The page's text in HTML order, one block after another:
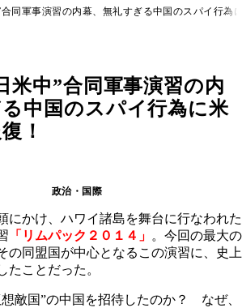
同軍事演習の内幕、無礼すぎる中国のスパイ行為
米中”合同軍事演習の内
中国のスパイ行為に米
！
政治・国際
にかけ、ハワイ諸島を舞台に行なわれた
「リムパック２０１４」 。今回の最大の
の同盟国が中心となるこの演習に、史上
たことだった。
敵国”の中国を招待したのか？ なぜ、